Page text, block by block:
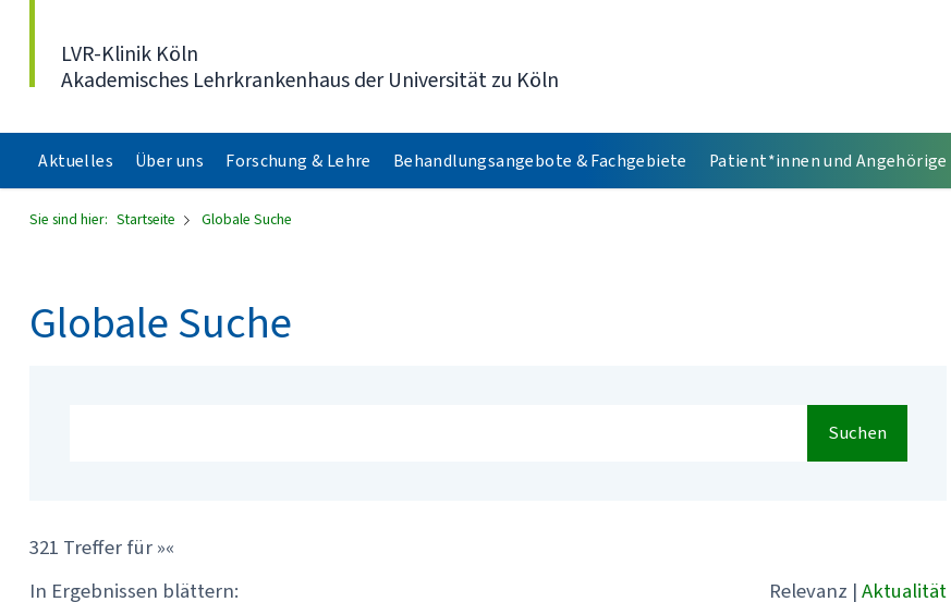
LVR-Klinik Köln
Akademisches Lehrkrankenhaus der Universität zu Köln
Aktuelles Über uns Forschung & Lehre Behandlungsangebote & Fachgebiete Patient*innen und Angehörige
Sie sind hier: Startseite Globale Suche
Globale Suche
Suchen
321 Treffer für »«
In Ergebnissen blättern:
Relevanz | Aktualität